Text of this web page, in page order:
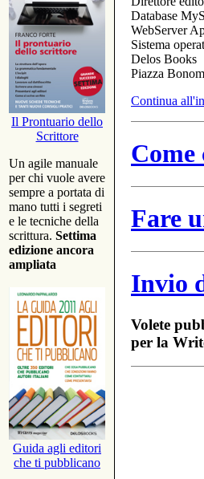
Il Prontuario dello
Scrittore
Un agile manuale
per chi vuole avere
sempre a portata di
mano tutti i segreti
e le tecniche della
scrittura. Settima
edizione ancora
ampliata
Guida agli editori
che ti pubblicano
Database
WebServer
Sistema
Delos Books
Piazza
Continua
Fare
Invio
Volete
per la